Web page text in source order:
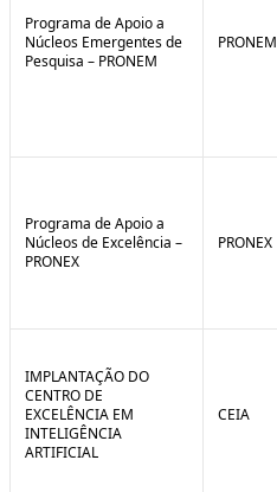
Programa de Apoio a
Núcleos Emergentes de
Pesquisa – PRONEM
PRONEM
Programa de Apoio a
Núcleos de Excelência –
PRONEX
PRONEX
IMPLANTAÇÃO DO
CENTRO DE
EXCELÊNCIA EM
INTELIGÊNCIA
ARTIFICIAL
CEIA